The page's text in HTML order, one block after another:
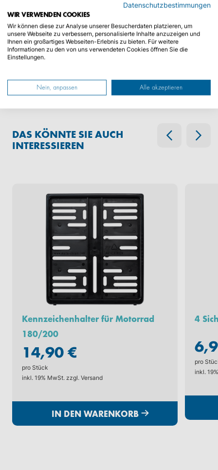
Beauftragen Sie bei uns bequem und einfach
Ihre Zulassung vor Ort.
Keinen Urlaubstag verschwenden!
DAS KÖNNTE SIE AUCH
INTERESSIEREN
Kennzeichenhalter für Motorrad
180/200
14,90 €
pro Stück
inkl. 19% MwSt. zzgl. Versand
IN DEN WARENKORB
4
pro
inkl.
Datenschutzbestimmungen
WIR VERWENDEN COOKIES
Wir können diese zur Analyse unserer Besucherdaten platzieren, um
unsere Webseite zu verbessern, personalisierte Inhalte anzuzeigen und
Ihnen ein großartiges Webseiten-Erlebnis zu bieten. Für weitere
Informationen zu den von uns verwendeten Cookies öffnen Sie die
Einstellungen.
Nein, anpassen Alle akzeptieren